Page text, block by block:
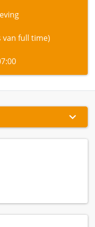
van full time)